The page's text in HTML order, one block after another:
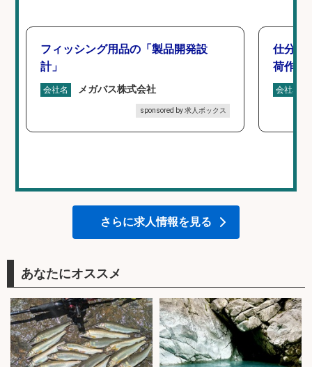
フィッシング用品の「製品開発設
計」
会社名 メガバス株式会社
sponsored by 求人ボックス
仕分け
荷作業
会社名
さらに求人情報を見る
あなたにオススメ